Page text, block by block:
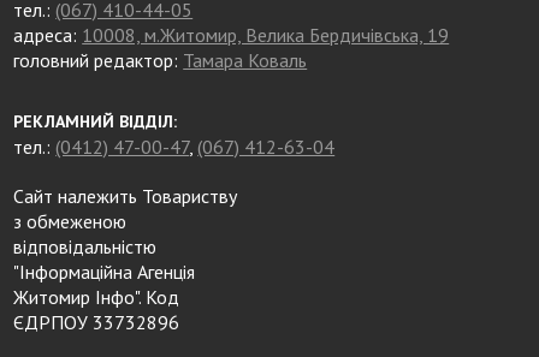
тел.: (067) 410-44-05
адреса: 10008, м.Житомир, Велика Бердичівська, 19
головний редактор: Тамара Коваль
РЕКЛАМНИЙ ВІДДІЛ:
тел.: (0412) 47-00-47, (067) 412-63-04
Сайт належить Товариству
з обмеженою
відповідальністю
"Інформаційна Агенція
Житомир Інфо". Код
ЄДРПОУ 33732896